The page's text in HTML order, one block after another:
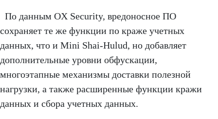
По данным OX Security, вредоносное ПО
сохраняет те же функции по краже учетных
данных, что и Mini Shai-Hulud, но добавляет
дополнительные уровни обфускации,
многоэтапные механизмы доставки полезной
нагрузки, а также расширенные функции кражи
данных и сбора учетных данных.